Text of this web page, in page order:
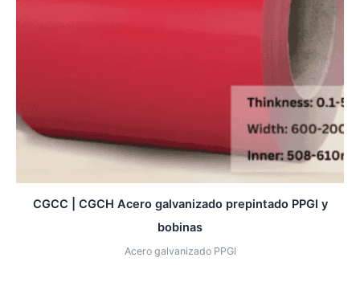
CGCC | CGCH Acero galvanizado prepintado PPGI y
bobinas
Acero galvanizado PPGI